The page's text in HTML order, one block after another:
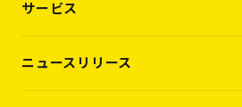
ビジョン
サービス
キャリアビルディング支援（転職支援）
ニュースリリース